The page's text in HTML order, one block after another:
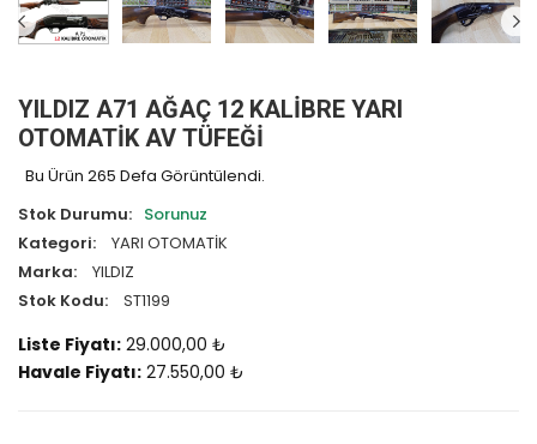
YILDIZ A71 AĞAÇ 12 KALİBRE YARI
OTOMATİK AV TÜFEĞİ
Bu Ürün 265 Defa Görüntülendi.
Stok Durumu: Sorunuz
Kategori:
YARI OTOMATİK
Marka:
YILDIZ
Stok Kodu:
ST1199
Liste Fiyatı: 29.000,00 ₺
Havale Fiyatı: 27.550,00 ₺